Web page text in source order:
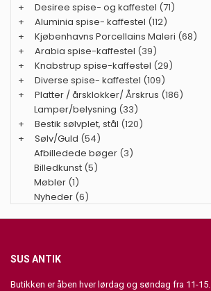
+
Desiree spise- og kaffestel (71)
+
Aluminia spise- kaffestel (112)
+
Kjøbenhavns Porcellains Maleri (68)
+
Arabia spise-kaffestel (39)
+
Knabstrup spise-kaffestel (29)
+
Diverse spise- kaffestel (109)
+
Platter / årsklokker/ Årskrus (186)
Lamper/belysning (33)
+
Bestik sølvplet, stål (120)
+
Sølv/Guld (54)
Afbilledede bøger (3)
Billedkunst (5)
Møbler (1)
Nyheder (6)
SUS ANTIK
Butikken er åben hver lørdag og søndag fra 11-15.